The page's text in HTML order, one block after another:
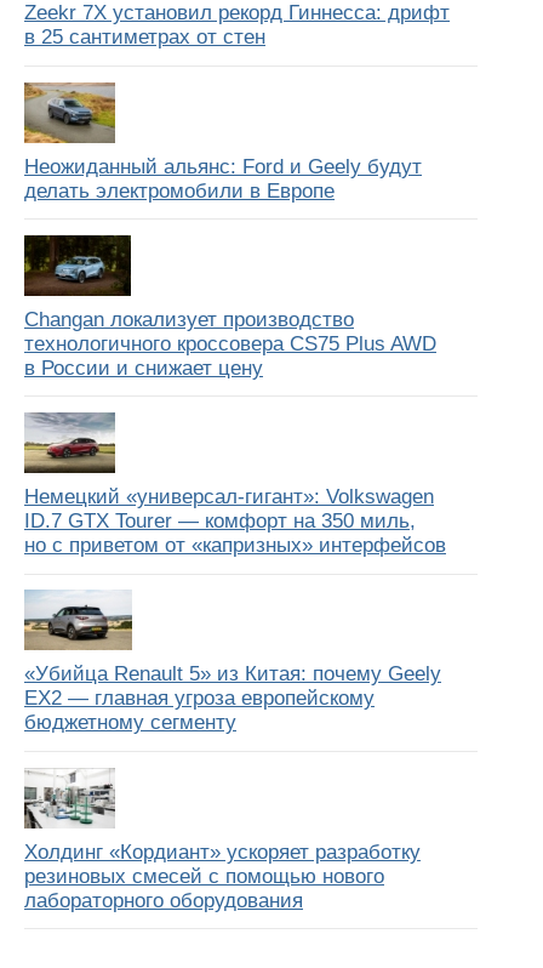
Zeekr 7X установил рекорд Гиннесса: дрифт
в 25 сантиметрах от стен
Неожиданный альянс: Ford и Geely будут
делать электромобили в Европе
Changan локализует производство
технологичного кроссовера CS75 Plus AWD
в России и снижает цену
Немецкий «универсал-гигант»: Volkswagen
ID.7 GTX Tourer — комфорт на 350 миль,
но с приветом от «капризных» интерфейсов
«Убийца Renault 5» из Китая: почему Geely
EX2 — главная угроза европейскому
бюджетному сегменту
Холдинг «Кордиант» ускоряет разработку
резиновых смесей с помощью нового
лабораторного оборудования